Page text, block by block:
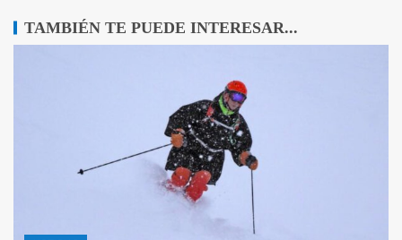
TAMBIÉN TE PUEDE INTERESAR...